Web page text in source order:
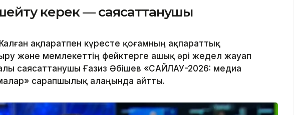
керек — саясаттанушы
ақпаратпен күресте қоғамның ақпараттық
және мемлекеттің фейктерге ашық әрі жедел жауап
саясаттанушы Ғазиз Әбішев «САЙЛАУ-2026: медиа
сарапшылық алаңында айтты.